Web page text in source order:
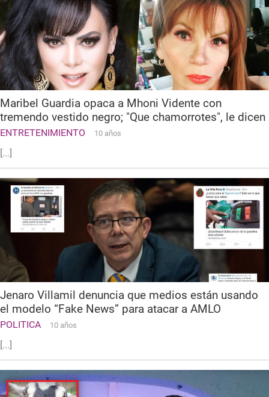
Maribel Guardia opaca a Mhoni Vidente con
tremendo vestido negro; "Que chamorrotes", le dicen
ENTRETENIMIENTO 10 años
[...]
Jenaro Villamil denuncia que medios están usando
el modelo “Fake News” para atacar a AMLO
POLITICA 10 años
[...]